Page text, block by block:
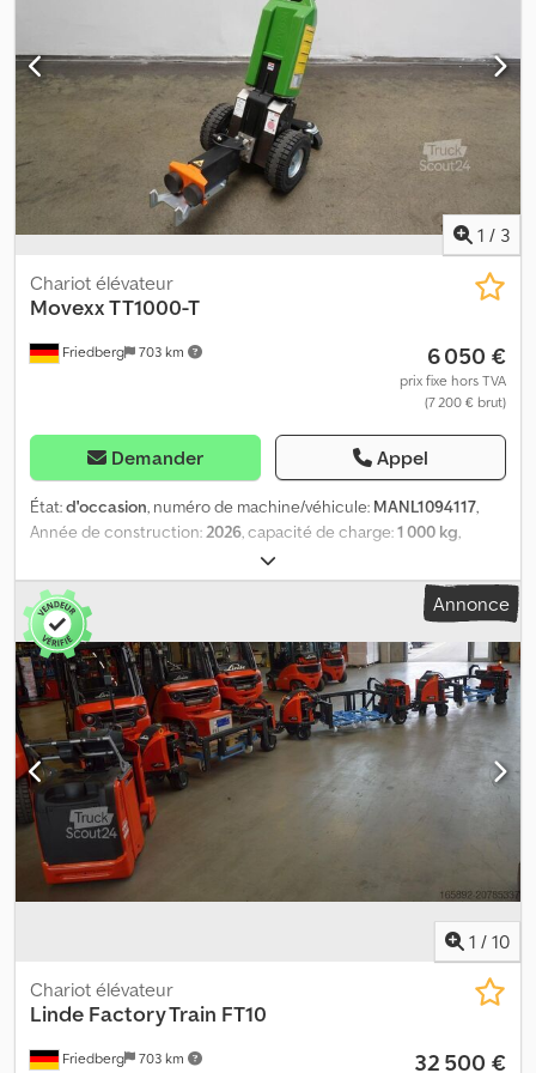
d’accès : code PIN - Compartiment de rangement sous le siège -
Éclairage avant et arrière - Garde au sol relevée à 60 mm -
Système de compresseur - Pack n°2 - Attelage spécial Rockinger
- Déplacement en mode pas à pas latéralement sur le châssis
1 / 3
Friedberg 703 km
Chariot élévateur
MovexxTT1000-T
6 050 €
prix fixe hors TVA
(7 200 € brut)
Demander Appel
État:d'occasion, numéro de machine/véhicule: MANL1094117,
Année de construction:2026, capacité de charge:1 000 kg,
, tension de la batterie:
vide:55 kg, longueur totale:1 100 mm, largeur totale:442 mm,
carburant:
, - Remplacement de la batterie par l’avant -
Limitation de vitesse : 4 km/h - Contrôle d’accès : interrupteur à
clé - Force de traction : 345 N - Moteur : 24 V, courant continu,
300 W - Batterie : LiFePO4 - Indicateur de batterie : LED - Châssis :
acier, revêtement par poudre Dkjdpfx Acjzq H Iaeqsr - Roues
motrices : 250 x 80 mm - Hauteur de la barre de timon : 926 – 1 038
– 1 155 mm - Crochet de fixation en acier Réf. : MANL1094117
Annonce
1 / 10
Friedberg 703 km
Chariot élévateur
Linde Factory Train FT10
32 500 €